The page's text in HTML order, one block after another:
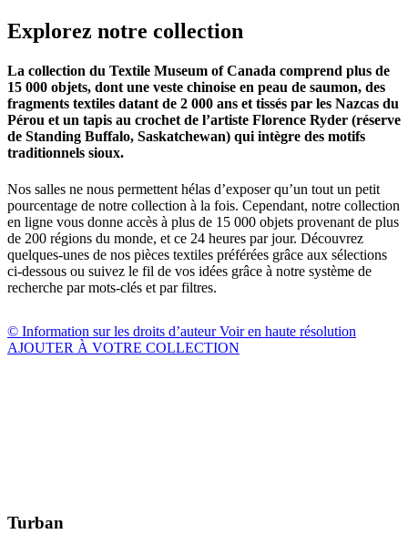
Explorez notre collection
La collection du Textile Museum of Canada comprend plus de
15 000 objets, dont une veste chinoise en peau de saumon, des
fragments textiles datant de 2 000 ans et tissés par les Nazcas du
Pérou et un tapis au crochet de l’artiste Florence Ryder (réserve
de Standing Buffalo, Saskatchewan) qui intègre des motifs
traditionnels sioux.
Nos salles ne nous permettent hélas d’exposer qu’un tout un petit
pourcentage de notre collection à la fois. Cependant, notre collection
en ligne vous donne accès à plus de 15 000 objets provenant de plus
de 200 régions du monde, et ce 24 heures par jour. Découvrez
quelques-unes de nos pièces textiles préférées grâce aux sélections
ci-dessous ou suivez le fil de vos idées grâce à notre système de
recherche par mots-clés et par filtres.
© Information sur les droits d’auteurVoir en haute résolution
AJOUTER À VOTRE COLLECTION
Turban